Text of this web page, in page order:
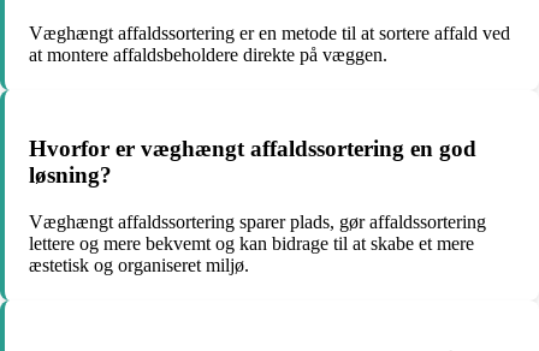
Væghængt affaldssortering er en metode til at sortere affald ved
at montere affaldsbeholdere direkte på væggen.
Hvorfor er væghængt affaldssortering en god
løsning?
Væghængt affaldssortering sparer plads, gør affaldssortering
lettere og mere bekvemt og kan bidrage til at skabe et mere
æstetisk og organiseret miljø.